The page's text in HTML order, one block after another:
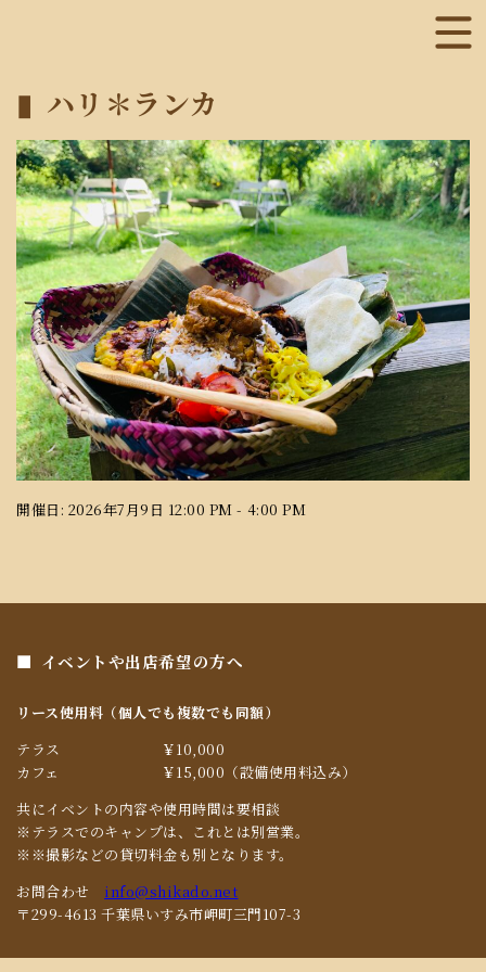
ハリ＊ランカ
開催日: 2026年7月9日 12:00 PM - 4:00 PM
イベントや出店希望の方へ
リース使用料（個人でも複数でも同額）
テラス
￥10,000
カフェ
￥15,000（設備使用料込み）
共にイベントの内容や使用時間は要相談
※テラスでのキャンプは、これとは別営業。
※※撮影などの貸切料金も別となります。
お問合わせ info@shikado.net
〒299-4613 千葉県いすみ市岬町三門107-3